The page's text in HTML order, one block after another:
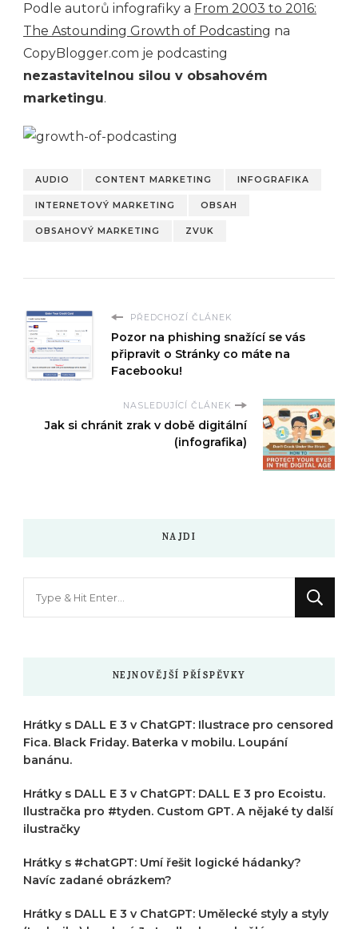
Podle autorů infografiky a From 2003 to 2016:
The Astounding Growth of Podcasting na
CopyBlogger.com je podcasting
nezastavitelnou silou v obsahovém
marketingu.
AUDIO CONTENT MARKETING INFOGRAFIKA
INTERNETOVÝ MARKETING OBSAH
OBSAHOVÝ MARKETING ZVUK
PŘEDCHOZÍ ČLÁNEK
Pozor na phishing snažící se vás
připravit o Stránky co máte na
Facebooku!
NASLEDUJÍCÍ ČLÁNEK
Jak si chránit zrak v době digitální
(infografika)
NAJDI
NEJNOVĚJŠÍ PŘÍSPĚVKY
Hrátky s DALL E 3 v ChatGPT: Ilustrace pro censored
Fica. Black Friday. Baterka v mobilu. Loupání
banánu.
Hrátky s DALL E 3 v ChatGPT: DALL E 3 pro Ecoistu.
Ilustračka pro #tyden. Custom GPT. A nějaké ty další
ilustračky
Hrátky s #chatGPT: Umí řešit logické hádanky?
Navíc zadané obrázkem?
Hrátky s DALL E 3 v ChatGPT: Umělecké styly a styly